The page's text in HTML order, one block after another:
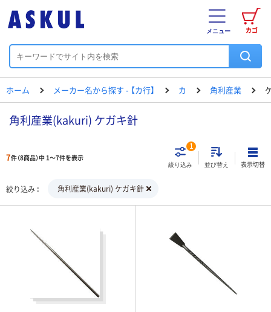
カゴ
メニュー
ホーム メーカー名から探す - 【カ行】 カ 角利産業
角利産業(kakuri) ケガキ針
7件（8商品）中 1～7件を表示
絞り込み
1
並び替え 表示切替
絞り込み 角利産業(kakuri) ケガキ針